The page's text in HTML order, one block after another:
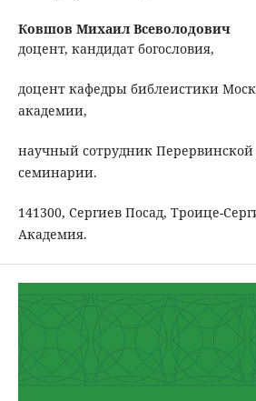
Ковшов Михаил Всеволодович
доцент, кандидат богословия,
доцент кафедры библеистики
академии,
научный сотрудник Перервинской
семинарии.
141300, Сергиев Посад, Троице-
Академия.